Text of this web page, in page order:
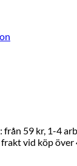
från 59 kr, 1-4
vid köp över